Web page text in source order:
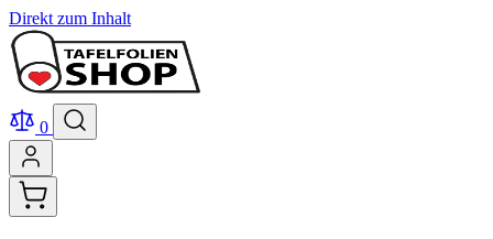
Direkt zum Inhalt
0